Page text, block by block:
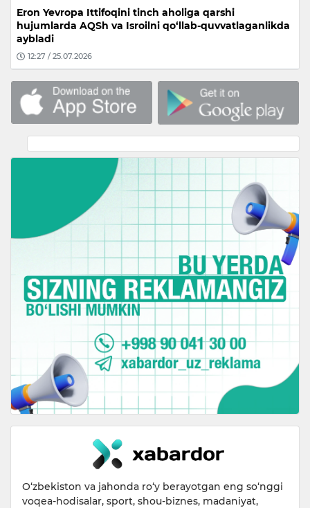
Eron Yevropa Ittifoqini tinch aholiga qarshi
hujumlarda AQSh va Isroilni qo‘llab-quvvatlaganlikda
aybladi
12:27 / 25.07.2026
O‘zbekiston va jahonda ro‘y berayotgan eng so‘nggi
voqea-hodisalar, sport, shou-biznes, madaniyat,